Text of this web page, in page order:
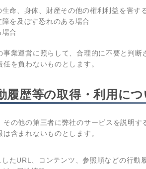
生命、身体、財産その他の権利利益を害す
障を及ぼす恐れのある場合
場合
業運営に照らして、合理的に不要と判
を負わないものとします。
履歴等の取得・利用につ
その他の第三者に弊社のサービスを説明
含まれないものとします。
したURL、コンテンツ、参照順などの行動